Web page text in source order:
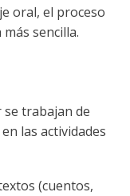
oral, el proceso
sencilla.
trabajan de
las actividades
(cuentos,